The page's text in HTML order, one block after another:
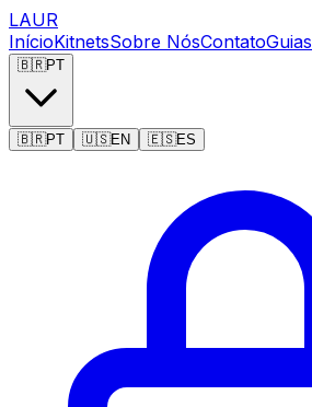
LAUR
InícioKitnetsSobre NósContatoGuias
🇧🇷PT
🇧🇷PT 🇺🇸EN 🇪🇸ES